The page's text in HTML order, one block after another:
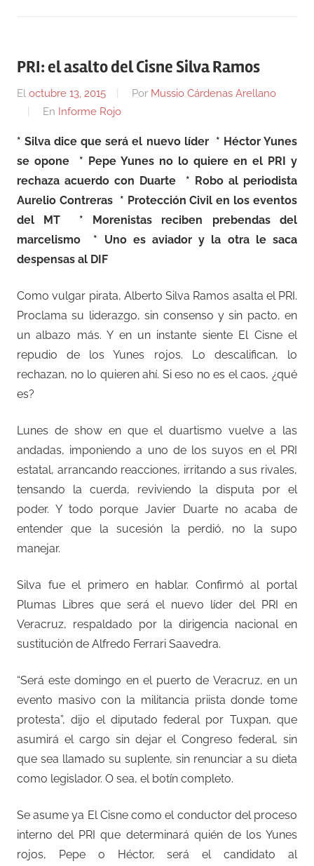
PRI: el asalto del Cisne Silva Ramos
El octubre 13, 2015 Por Mussio Cárdenas Arellano
En Informe Rojo
* Silva dice que será el nuevo líder * Héctor Yunes
se opone * Pepe Yunes no lo quiere en el PRI y
rechaza acuerdo con Duarte * Robo al periodista
Aurelio Contreras * Protección Civil en los eventos
del MT * Morenistas reciben prebendas del
marcelismo * Uno es aviador y la otra le saca
despensas al DIF
Como vulgar pirata, Alberto Silva Ramos asalta el PRI.
Proclama su liderazgo, sin consenso y sin pacto, en
un albazo más. Y en un instante siente El Cisne el
repudio de los Yunes rojos. Lo descalifican, lo
rechazan, no lo quieren ahí. Si eso no es el caos, ¿qué
es?
Lunes de show en que el duartismo vuelve a las
andadas, imponiendo a uno de los suyos en el PRI
estatal, arrancando reacciones, irritando a sus rivales,
tensando la cuerda, reviviendo la disputa por el
poder. Y todo porque Javier Duarte no acaba de
entender que la sucesión la perdió, no la supo
manejar.
Silva fue el primero en hablar. Confirmó al portal
Plumas Libres que será el nuevo líder del PRI en
Veracruz, respaldado por la dirigencia nacional en
sustitución de Alfredo Ferrari Saavedra.
“Será este domingo en el puerto de Veracruz, en un
evento masivo con la militancia priista donde tome
protesta”, dijo el diputado federal por Tuxpan, que
asumirá el cargo sin dejar el Congreso federal, sin
que sea llamado su suplente, sin renunciar a su dieta
como legislador. O sea, el botín completo.
Se asume ya El Cisne como el conductor del proceso
interno del PRI que determinará quién de los Yunes
rojos, Pepe o Héctor, será el candidato al